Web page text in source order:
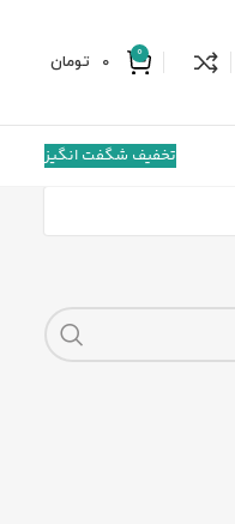
0
0 تومان
تخفیف شگفت انگیز